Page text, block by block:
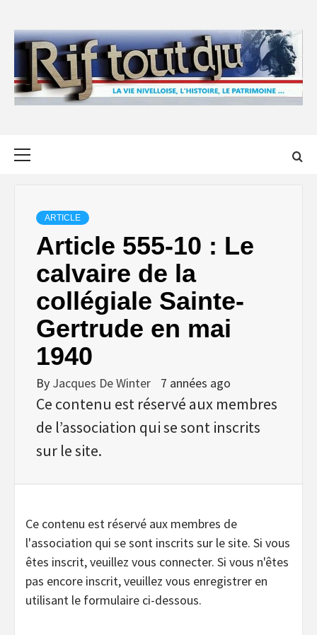
content
ARTICLE
Article 555-10 : Le
calvaire de la
collégiale Sainte-
Gertrude en mai
1940
By Jacques De Winter 7 années ago
Ce contenu est réservé aux membres
de l’association qui se sont inscrits
sur le site.
Ce contenu est réservé aux membres de
l'association qui se sont inscrits sur le site. Si vous
êtes inscrit, veuillez vous connecter. Si vous n'êtes
pas encore inscrit, veuillez vous enregistrer en
utilisant le formulaire ci-dessous.